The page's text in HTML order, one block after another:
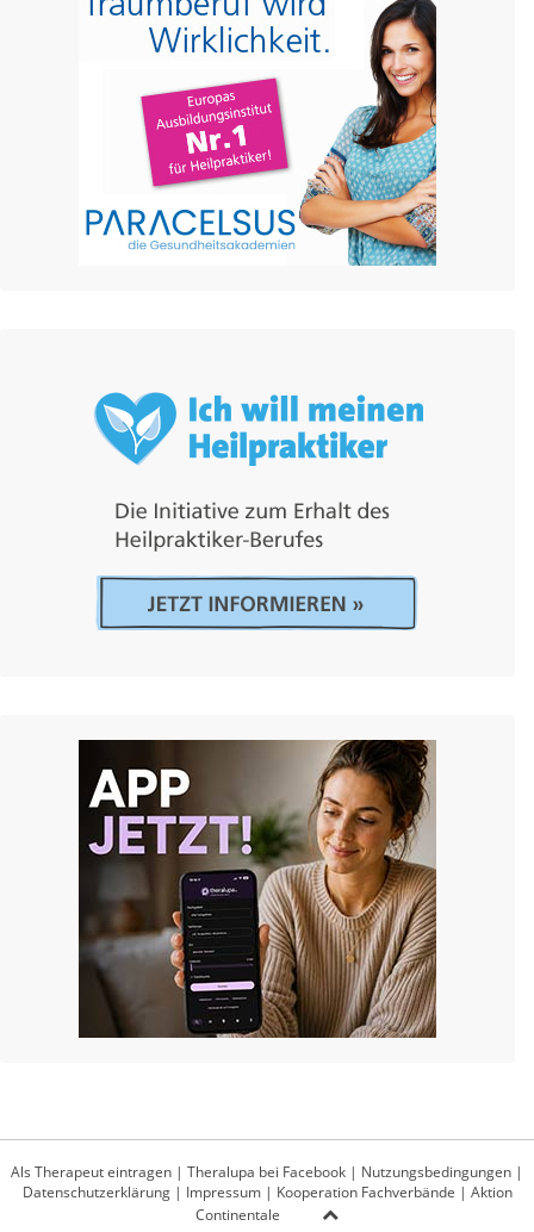
Als Therapeut eintragen | Theralupa bei Facebook | Nutzungsbedingungen |
Datenschutzerklärung| Impressum| Kooperation Fachverbände | Aktion
Continentale